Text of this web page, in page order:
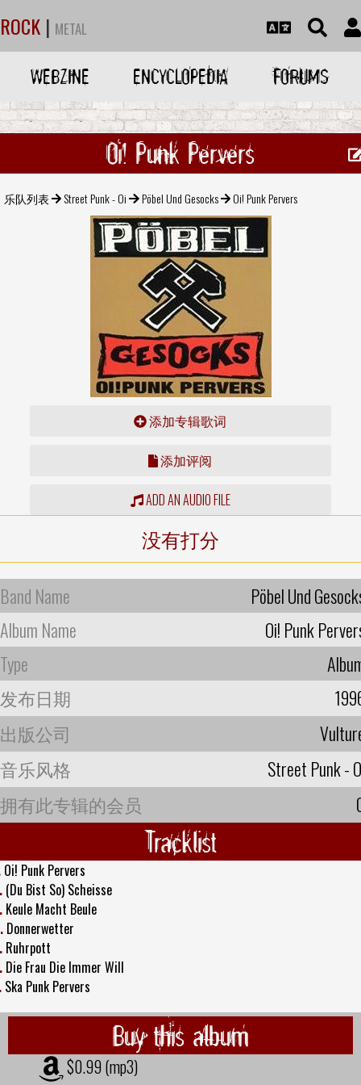
ROCK | METAL
WEBZINE ENCYCLOPEDIA FORUMS
Oi! Punk Pervers
乐队列表 Street Punk - Oi Pöbel Und Gesocks Oi! Punk Pervers
添加专辑歌词
添加评阅
ADD AN AUDIO FILE
没有打分
Band Name
Pöbel Und
Album Name
Oi! Punk
Type
发布日期
出版公司
音乐风格
Street Punk -
拥有此专辑的会员
Tracklist
Oi! Punk Pervers
(Du Bist So) Scheisse
Keule Macht Beule
Donnerwetter
Ruhrpott
Die Frau Die Immer Will
Ska Punk Pervers
Buy this album
$0.99 (mp3)